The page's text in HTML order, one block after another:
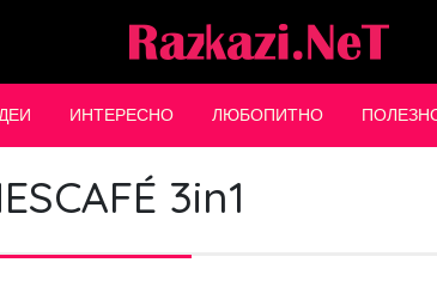
ИНТЕРЕСНО ЛЮБОПИТНО
3in1